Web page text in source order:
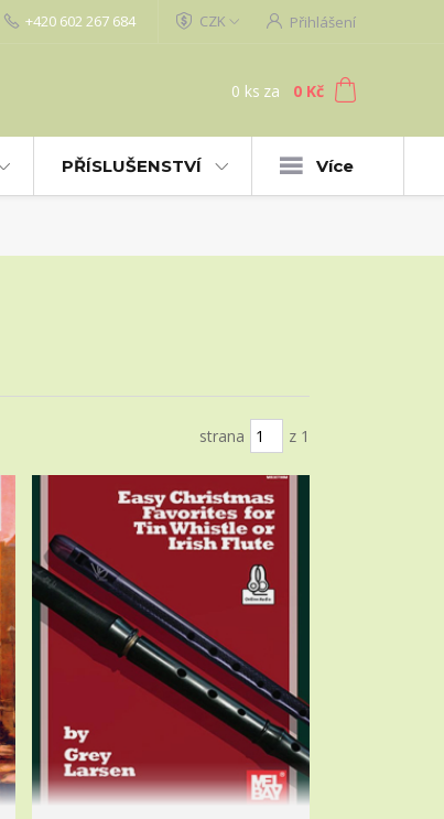
CZK Přihlášení
+420 602 267 684
0 ks za 0 Kč
PŘÍSLUŠENSTVÍ Více
strana z 1